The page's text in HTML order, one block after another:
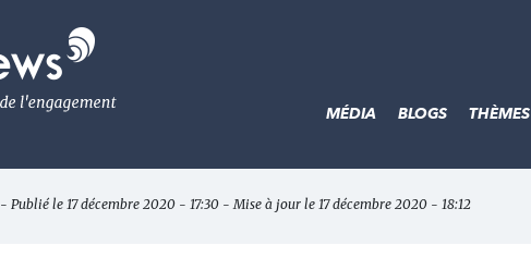
MÉDIA BLOGS THÈMES
- Publié le 17 décembre 2020 - 17:30 - Mise à jour le 17 décembre 2020 - 18:12